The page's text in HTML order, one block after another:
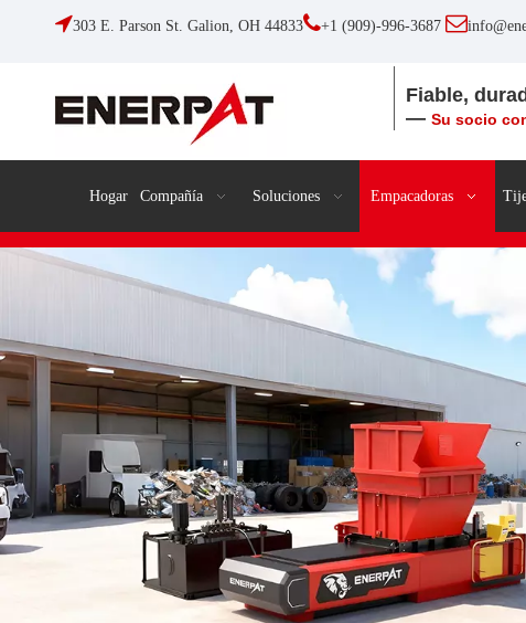
303 E. Parson St. Galion, OH 44833+1 (909)-996-3687 
Fiable,
—Su socio
Hogar Compañía Soluciones Empacadoras